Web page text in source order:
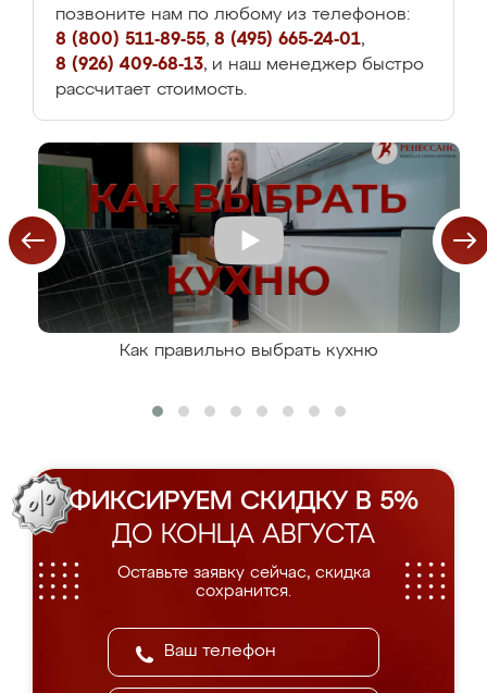
позвоните нам по любому из телефонов:
8 (800) 511-89-55, 8 (495) 665-24-01,
8 (926) 409-68-13, и наш менеджер быстро
рассчитает стоимость.
Как правильно выбрать кухню
ФИКСИРУЕМ СКИДКУ В 5%
ДО КОНЦА АВГУСТА
Оставьте заявку сейчас, скидка
сохранится.